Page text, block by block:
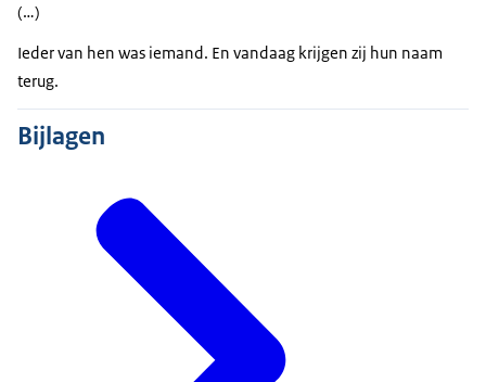
(…)
Ieder van hen was iemand. En vandaag krijgen zij hun naam
terug.
Bijlagen